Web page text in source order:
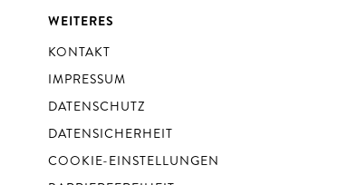
WEITERES
KONTAKT
IMPRESSUM
DATENSCHUTZ
DATENSICHERHEIT
COOKIE-EINSTELLUNGEN